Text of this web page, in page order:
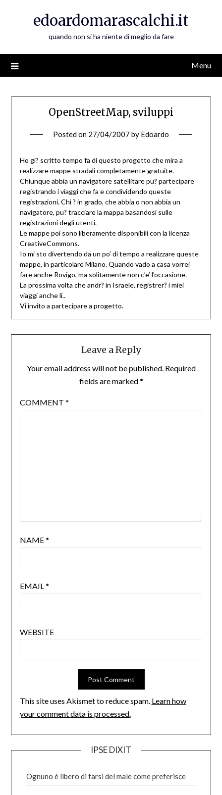
edoardomarascalchi.it
quando non si ha niente di meglio da fare
Menu
OpenStreetMap, sviluppi
Posted on 27/04/2007 by Edoardo
Ho gi? scritto tempo fa di questo progetto che mira a
realizzare mappe stradali completamente gratuite.
Chiunque abbia un navigatore satellitare pu? partecipare
registrando i viaggi che fa e condividendo queste
registrazioni. Chi ? in grado, che abbia o non abbia un
navigatore, pu? tracciare la mappa basandosi sulle
registrazioni degli utenti.
Le mappe poi sono liberamente disponibili con la licenza
CreativeCommons.
Io mi sto divertendo da un po’ di tempo a realizzare queste
mappe, in particolare Milano. Quando vado a casa vorrei
fare anche Rovigo, ma solitamente non c’e’ l’occasione.
La prossima volta che andr? in Israele, registrer? i miei
viaggi anche li..
Vi invito a partecipare a progetto.
Leave a Reply
Your email address will not be published. Required
fields are marked*
COMMENT *
NAME*
EMAIL*
WEBSITE
This site uses Akismet to reduce spam. Learn how
your comment data is processed.
IPSE DIXIT
Ognuno è libero di farsi del male come preferisce